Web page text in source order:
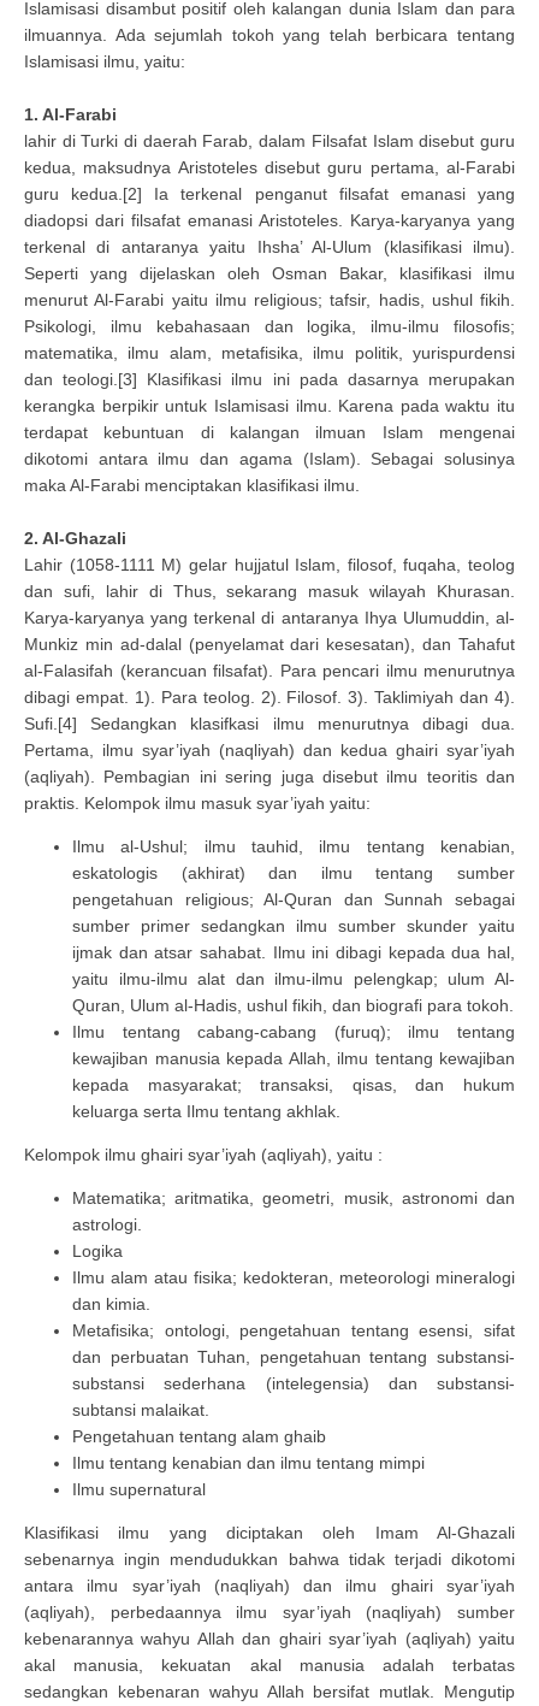
Islamisasi disambut positif oleh kalangan dunia Islam dan para
ilmuannya. Ada sejumlah tokoh yang telah berbicara tentang
Islamisasi ilmu, yaitu:
1. Al-Farabi
lahir di Turki di daerah Farab, dalam Filsafat Islam disebut guru
kedua, maksudnya Aristoteles disebut guru pertama, al-Farabi
guru kedua.[2] Ia terkenal penganut filsafat emanasi yang
diadopsi dari filsafat emanasi Aristoteles. Karya-karyanya yang
terkenal di antaranya yaitu Ihsha’ Al-Ulum (klasifikasi ilmu).
Seperti yang dijelaskan oleh Osman Bakar, klasifikasi ilmu
menurut Al-Farabi yaitu ilmu religious; tafsir, hadis, ushul fikih.
Psikologi, ilmu kebahasaan dan logika, ilmu-ilmu filosofis;
matematika, ilmu alam, metafisika, ilmu politik, yurispurdensi
dan teologi.[3] Klasifikasi ilmu ini pada dasarnya merupakan
kerangka berpikir untuk Islamisasi ilmu. Karena pada waktu itu
terdapat kebuntuan di kalangan ilmuan Islam mengenai
dikotomi antara ilmu dan agama (Islam). Sebagai solusinya
maka Al-Farabi menciptakan klasifikasi ilmu.
2. Al-Ghazali
Lahir (1058-1111 M) gelar hujjatul Islam, filosof, fuqaha, teolog
dan sufi, lahir di Thus, sekarang masuk wilayah Khurasan.
Karya-karyanya yang terkenal di antaranya Ihya Ulumuddin, al-
Munkiz min ad-dalal (penyelamat dari kesesatan), dan Tahafut
al-Falasifah (kerancuan filsafat). Para pencari ilmu menurutnya
dibagi empat. 1). Para teolog. 2). Filosof. 3). Taklimiyah dan 4).
Sufi.[4] Sedangkan klasifkasi ilmu menurutnya dibagi dua.
Pertama, ilmu syar’iyah (naqliyah) dan kedua ghairi syar’iyah
(aqliyah). Pembagian ini sering juga disebut ilmu teoritis dan
praktis. Kelompok ilmu masuk syar’iyah yaitu:
Ilmu al-Ushul; ilmu tauhid, ilmu tentang kenabian,
eskatologis (akhirat) dan ilmu tentang sumber
pengetahuan religious; Al-Quran dan Sunnah sebagai
sumber primer sedangkan ilmu sumber skunder yaitu
ijmak dan atsar sahabat. Ilmu ini dibagi kepada dua hal,
yaitu ilmu-ilmu alat dan ilmu-ilmu pelengkap; ulum Al-
Quran, Ulum al-Hadis, ushul fikih, dan biografi para tokoh.
Ilmu tentang cabang-cabang (furuq); ilmu tentang
kewajiban manusia kepada Allah, ilmu tentang kewajiban
kepada masyarakat; transaksi, qisas, dan hukum
keluarga serta Ilmu tentang akhlak.
Kelompok ilmu ghairi syar’iyah (aqliyah), yaitu :
Matematika; aritmatika, geometri, musik, astronomi dan
astrologi.
Logika
Ilmu alam atau fisika; kedokteran, meteorologi mineralogi
dan kimia.
Metafisika; ontologi, pengetahuan tentang esensi, sifat
dan perbuatan Tuhan, pengetahuan tentang substansi-
substansi sederhana (intelegensia) dan substansi-
subtansi malaikat.
Pengetahuan tentang alam ghaib
Ilmu tentang kenabian dan ilmu tentang mimpi
Ilmu supernatural
Klasifikasi ilmu yang diciptakan oleh Imam Al-Ghazali
sebenarnya ingin mendudukkan bahwa tidak terjadi dikotomi
antara ilmu syar’iyah (naqliyah) dan ilmu ghairi syar’iyah
(aqliyah), perbedaannya ilmu syar’iyah (naqliyah) sumber
kebenarannya wahyu Allah dan ghairi syar’iyah (aqliyah) yaitu
akal manusia, kekuatan akal manusia adalah terbatas
sedangkan kebenaran wahyu Allah bersifat mutlak. Mengutip